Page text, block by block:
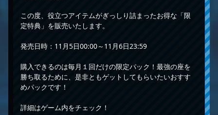
この度、役立つアイテムがぎっしり詰まったお得な「限
定特典」を販売いたします。
発売日時：11月5日00:00～11月6日23:59
購入できるのは毎月１回だけの限定パック！最強の座を
勝ち取るために、是非ともゲットしてもらいたいおすす
めパックです！
詳細はゲーム内をチェック！